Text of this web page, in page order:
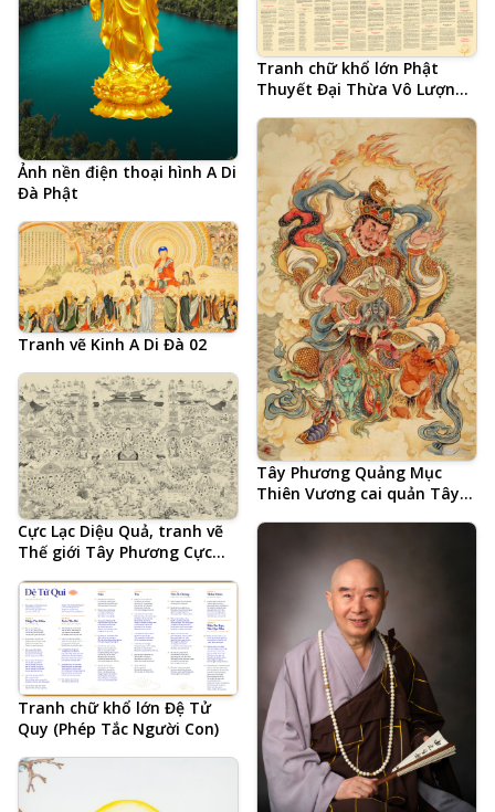
Ảnh nền điện thoại hình A Di
Đà Phật
Tranh chữ khổ lớn Phật
Thuyết Đại Thừa Vô Lượng
Tịnh Bình Đẳng Giác Kinh
(Âm Hán Văn) do Lão Cư Sĩ
Hạ Liên Cư Hội Tập
Tây Phương Quảng Mục
Thiên Vương cai quản Tây
Tranh vẽ Kinh A Di Đà 02
Cực Lạc Diệu Quả, tranh vẽ
Thế giới Tây Phương Cực
AMTB
Tranh chữ khổ lớn Đệ Tử
Quy (Phép Tắc Người Con)